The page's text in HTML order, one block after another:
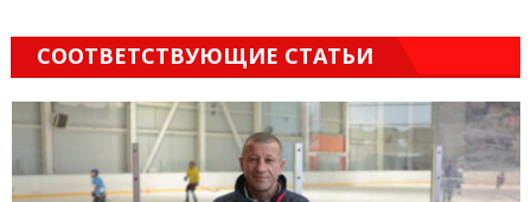
СООТВЕТСТВУЮЩИЕ СТАТЬИ